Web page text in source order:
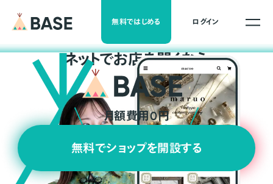
無料ではじめる ログイン
ネットでお店を開くなら
月額費用0円
無料でショップを開設する